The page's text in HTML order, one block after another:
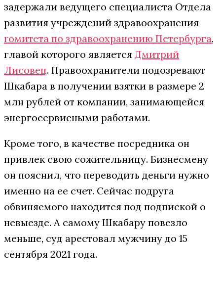
задержали ведущего специалиста Отдела
развития учреждений здравоохранения
rомитета по здравоохранению Петербурга,
главой которого является Дмитрий
Лисовец. Правоохранители подозревают
Шкабара в получении взятки в размере 2
млн рублей от компании, занимающейся
энергосервисными работами.
Кроме того, в качестве посредника он
привлек свою сожительницу. Бизнесмену
он пояснил, что переводить деньги нужно
именно на ее счет. Сейчас подруга
обвиняемого находится под подпиской о
невыезде. А самому Шкабару повезло
меньше, суд арестовал мужчину до 15
сентября 2021 года.